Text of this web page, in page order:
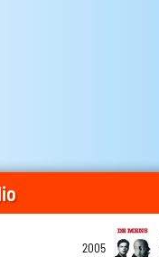
2005